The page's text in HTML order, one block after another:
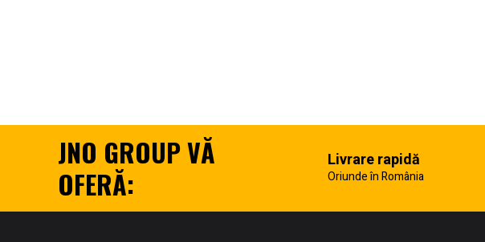
JNO GROUP VĂ
OFERĂ:
Livrare rapidă
Oriunde în România